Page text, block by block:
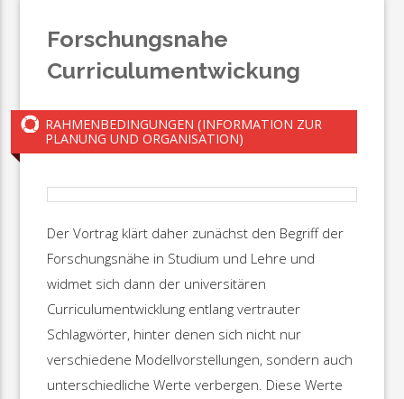
Forschungsnahe
Curriculumentwickung
RAHMENBEDINGUNGEN (INFORMATION ZUR
PLANUNG UND ORGANISATION)
Der Vortrag klärt daher zunächst den Begriff der
Forschungsnähe in Studium und Lehre und
widmet sich dann der universitären
Curriculumentwicklung entlang vertrauter
Schlagwörter, hinter denen sich nicht nur
verschiedene Modellvorstellungen, sondern auch
unterschiedliche Werte verbergen. Diese Werte